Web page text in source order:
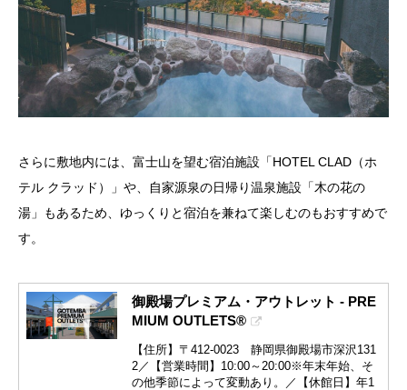
さらに敷地内には、富士山を望む宿泊施設「HOTEL CLAD（ホ
テル クラッド）」や、自家源泉の日帰り温泉施設「木の花の
湯」もあるため、ゆっくりと宿泊を兼ねて楽しむのもおすすめで
す。
御殿場プレミアム・アウトレット - PRE
MIUM OUTLETS®
【住所】〒412-0023 静岡県御殿場市深沢131
2／【営業時間】10:00～20:00※年末年始、そ
の他季節によって変動あり。／【休館日】年1